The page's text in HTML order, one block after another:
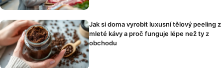
Jak si doma vyrobit luxusní tělový peeling z
mleté kávy a proč funguje lépe než ty z
obchodu